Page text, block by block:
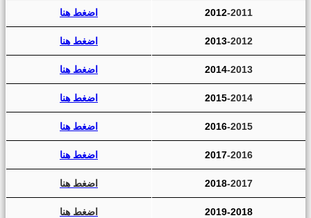
2012-2011 اضغط هنا
2013-2012 اضغط هنا
2014-2013 اضغط هنا
2015-2014 اضغط هنا
2016-2015 اضغط هنا
2017-2016 اضغط هنا
2018-2017 اضغط هنا
2019-2018 اضغط هنا